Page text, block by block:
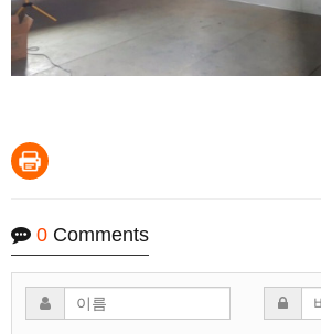
0 Comments